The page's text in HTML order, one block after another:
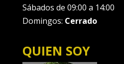
Sábados de 09:00 a 14:00
Domingos: Cerrado
QUIEN SOY